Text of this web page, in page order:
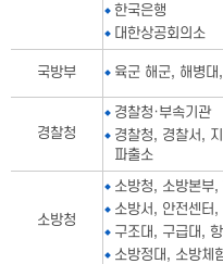
한국은행
대한상공회의소
국방부 육군 해군, 해병대
경찰청
경찰청·부속기관
경찰청, 경찰서,
파출소
소방청
소방청, 소방본부,
소방서, 안전센터,
구조대, 구급대,
소방정대, 소방체